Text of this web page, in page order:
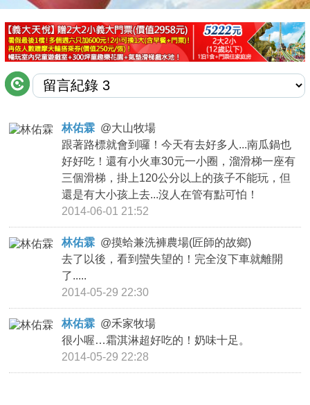
推薦景點
討論區
聯絡我們
APP下載
林佑霖 @大山牧場
跟著路標就會到囉！今天有去好多人...南瓜鍋也
好好吃！還有小火車30元一小圈，溜滑梯一座有
三個滑梯，掛上120公分以上的孩子不能玩，但
還是有大小孩上去...沒人在管有點可怕！
2014-06-01 21:52
林佑霖 @摸蛤兼洗褲農場(匠師的故鄉)
去了以後，看到蠻失望的！完全沒下車就離開
了.....
2014-05-29 22:30
林佑霖 @禾家牧場
很小喔…霜淇淋超好吃的！奶味十足。
2014-05-29 22:28